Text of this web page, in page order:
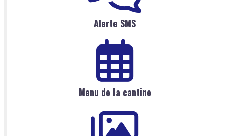
Alerte SMS
Menu de la cantine